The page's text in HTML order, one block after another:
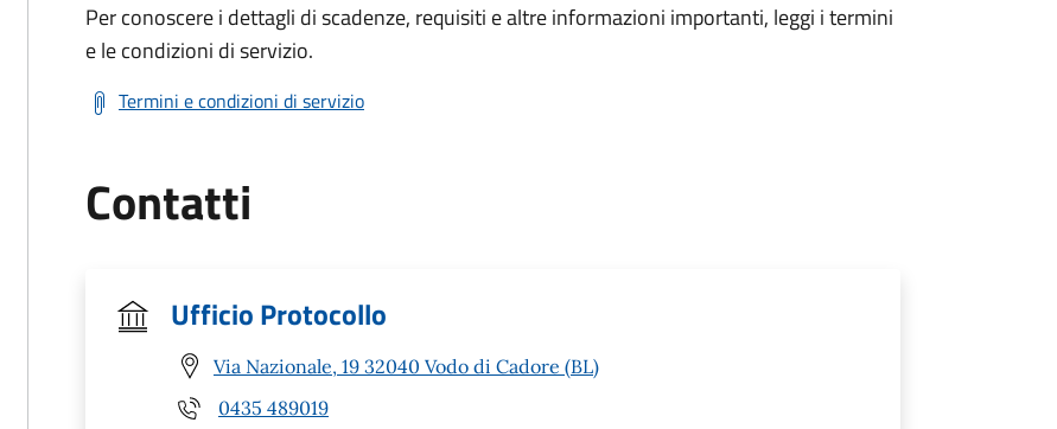
Per conoscere i dettagli di scadenze, requisiti e altre informazioni importanti, leggi i termini
e le condizioni di servizio.
Termini e condizioni di servizio
Contatti
Ufficio Protocollo
Via Nazionale, 19 32040 Vodo di Cadore (BL)
0435 489019